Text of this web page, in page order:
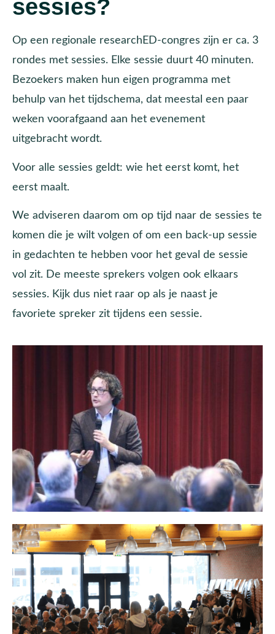
sessies?
Op een regionale researchED-congres zijn er ca. 3
rondes met sessies. Elke sessie duurt 40 minuten.
Bezoekers maken hun eigen programma met
behulp van het tijdschema, dat meestal een paar
weken voorafgaand aan het evenement
uitgebracht wordt.
Voor alle sessies geldt: wie het eerst komt, het
eerst maalt.
We adviseren daarom om op tijd naar de sessies te
komen die je wilt volgen of om een back-up sessie
in gedachten te hebben voor het geval de sessie
vol zit. De meeste sprekers volgen ook elkaars
sessies. Kijk dus niet raar op als je naast je
favoriete spreker zit tijdens een sessie.